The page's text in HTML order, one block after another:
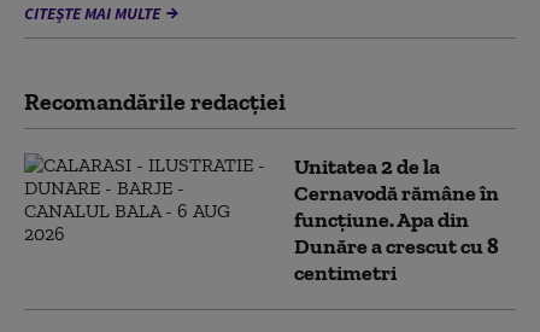
CITEȘTE MAI MULTE
Recomandările redacţiei
Unitatea 2 de la
Cernavodă rămâne în
funcțiune. Apa din
Dunăre a crescut cu 8
centimetri